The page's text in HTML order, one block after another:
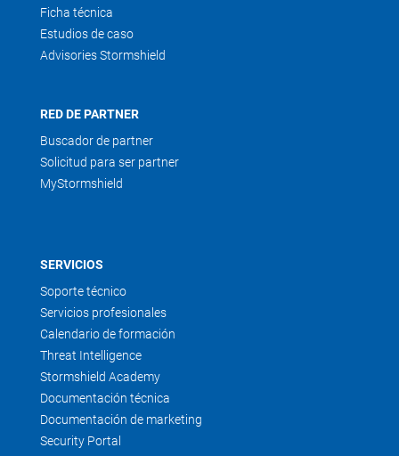
Ficha técnica
Estudios de caso
Advisories Stormshield
RED DE PARTNER
Buscador de partner
Solicitud para ser partner
MyStormshield
SERVICIOS
Soporte técnico
Servicios profesionales
Calendario de formación
Threat Intelligence
Stormshield Academy
Documentación técnica
Documentación de marketing
Security Portal